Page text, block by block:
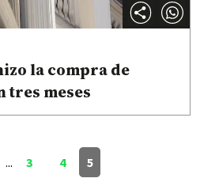
la compra de
tres meses
... 3 4 5